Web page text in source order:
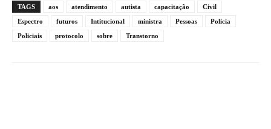
TAGS aos atendimento autista capacitação
Civil
Espectro
futuros Intitucional ministra Pessoas
Polícia
Policiais
protocolo sobre Transtorno